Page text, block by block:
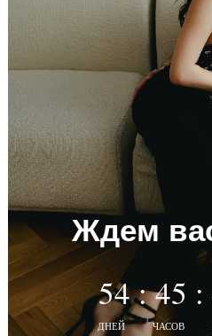
ЧАСОВ
ДНЕЙ
Ждем
54 : 45